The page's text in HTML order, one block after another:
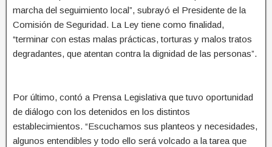
marcha del seguimiento local”, subrayó el Presidente de la
Comisión de Seguridad. La Ley tiene como finalidad,
“terminar con estas malas prácticas, torturas y malos tratos
degradantes, que atentan contra la dignidad de las personas”.
Por último, contó a Prensa Legislativa que tuvo oportunidad
de diálogo con los detenidos en los distintos
establecimientos. “Escuchamos sus planteos y necesidades,
algunos entendibles y todo ello será volcado a la tarea que